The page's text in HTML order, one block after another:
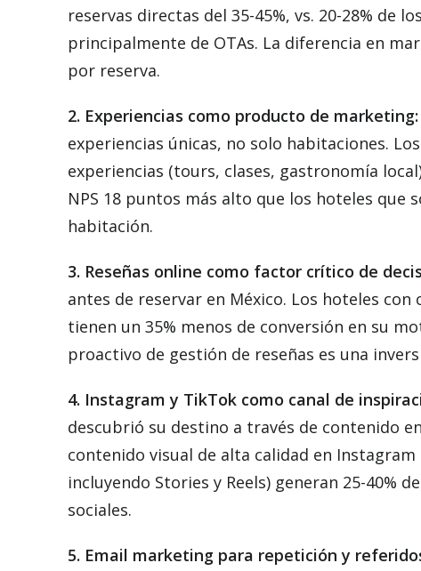
reservas directas del 35-45%, vs. 20-28% de
principalmente de OTAs. La diferencia en
por reserva.
2. Experiencias como producto de marketing:
experiencias únicas, no solo habitaciones.
experiencias (tours, clases, gastronomía
NPS 18 puntos más alto que los hoteles que
habitación.
3. Reseñas online como factor crítico de
antes de reservar en México. Los hoteles
tienen un 35% menos de conversión en su
proactivo de gestión de reseñas es una
4. Instagram y TikTok como canal de
descubrió su destino a través de contenido
contenido visual de alta calidad en Instagram
incluyendo Stories y Reels) generan 25-40%
sociales.
5. Email marketing para repetición y